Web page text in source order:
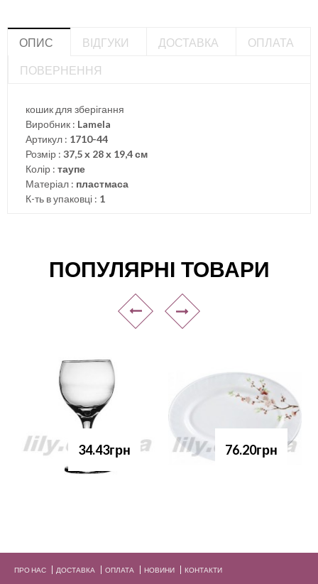
ОПИС ВІДГУКИ ДОСТАВКА
ОПЛАТА
ПОВЕРНЕННЯ
кошик для зберігання
Виробник : Lamela
Артикул : 1710-44
Розмір : 37,5 х 28 х 19,4 см
Колір : таупе
Матеріал : пластмаса
К-ть в упаковці : 1
ПОПУЛЯРНІ ТОВАРИ
34.43грн 76.20грн
ПРО НАС ДОСТАВКА ОПЛАТА НОВИНИ КОНТАКТИ